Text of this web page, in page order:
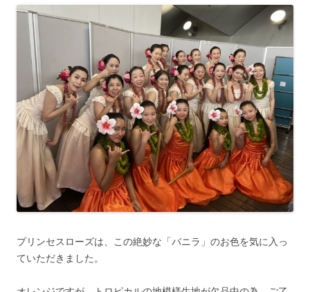
プリンセスローズは、この絶妙な「バニラ」のお色を気に入っ
ていただきました。